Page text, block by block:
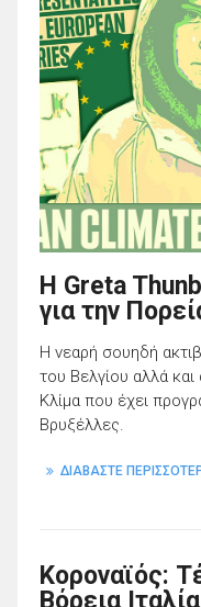
H Greta
για την
Η νεαρή σουηδή
του Βελγίου αλλά
Κλίμα που έχει
Βρυξέλλες.
ΔΙΑΒΑΣΤΕ
Κοροναϊός:
Βόρεια